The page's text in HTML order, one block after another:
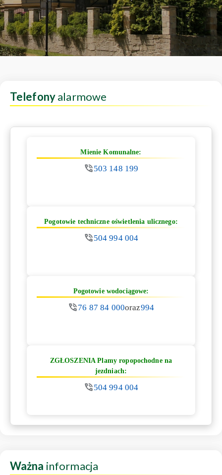
Telefonyalarmowe
Mienie Komunalne:
503 148 199
Pogotowie techniczne oświetlenia ulicznego:
504 994 004
Pogotowie wodociągowe:
76 87 84 000oraz994
ZGŁOSZENIA Plamy ropopochodne na
jezdniach:
504 994 004
Ważna informacja